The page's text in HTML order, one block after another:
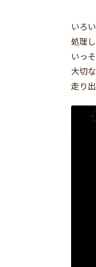
いろ
処理
いっ
大切
走り